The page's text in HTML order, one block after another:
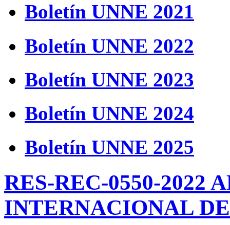
Boletín UNNE 2021
Boletín UNNE 2022
Boletín UNNE 2023
Boletín UNNE 2024
Boletín UNNE 2025
RES-REC-0550-2022
INTERNACIONAL